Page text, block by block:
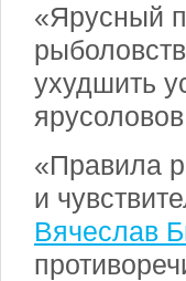
«Ярусный
ухудшить
«Правила
и
Вячеслав